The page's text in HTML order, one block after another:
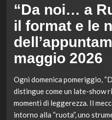
“Da noi… a
il format e le
maggio 2026
Ogni domenica pomeriggio,
distingue come un late-show
momenti di leggerezza. Il
intorno alla “ruota”, uno